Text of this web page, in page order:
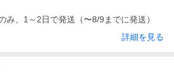
み、1～2日で発送（〜8/9までに発送）
詳細を見る